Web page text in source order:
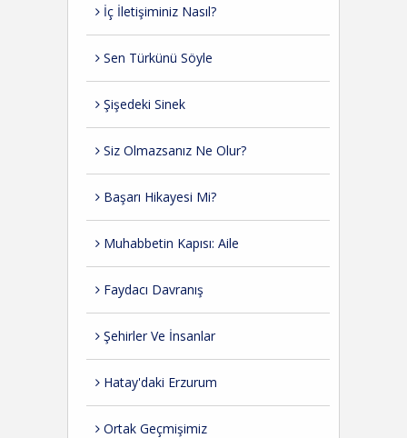
İç İletişiminiz Nasıl?
Sen Türkünü Söyle
Şişedeki Sinek
Siz Olmazsanız Ne Olur?
Başarı Hikayesi Mi?
Muhabbetin Kapısı: Aile
Faydacı Davranış
Şehirler Ve İnsanlar
Hatay'daki Erzurum
Ortak Geçmişimiz